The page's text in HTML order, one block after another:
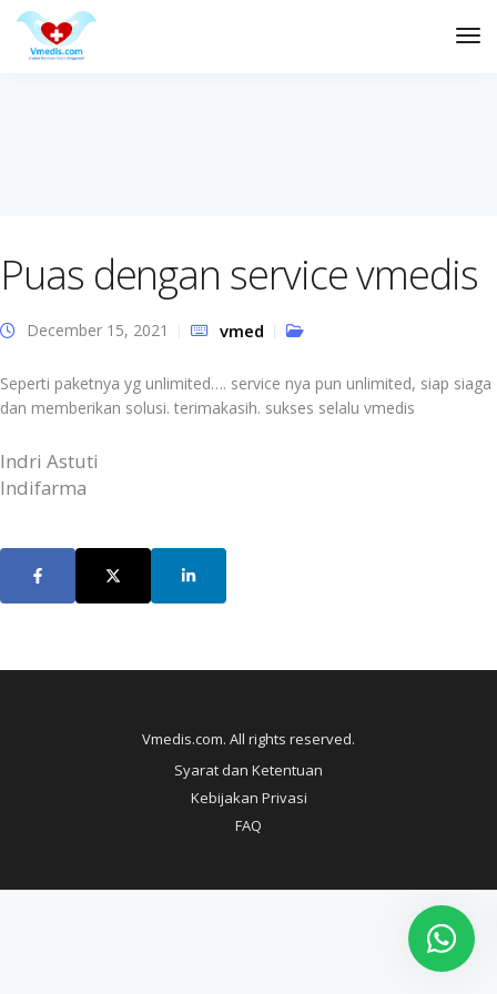
Puas dengan service vmedis
December 15, 2021 vmed
Seperti paketnya yg unlimited…. service nya pun unlimited, siap siaga
dan memberikan solusi. terimakasih. sukses selalu vmedis
Indri Astuti
Indifarma
Vmedis.com. All rights reserved.
Syarat dan Ketentuan
Kebijakan Privasi
FAQ